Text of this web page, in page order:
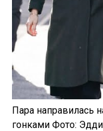
Пара направилась
гонками Фото: